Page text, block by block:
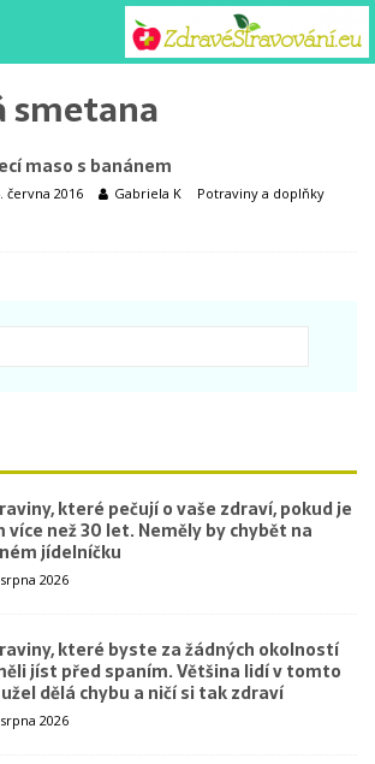
smetana
maso s banánem
června 2016 Gabriela K Potraviny a doplňky
které pečují o vaše zdraví, pokud je
více než 30 let. Neměly by chybět na
jídelníčku
2026
které byste za žádných okolností
jíst před spaním. Většina lidí v tomto
dělá chybu a ničí si tak zdraví
2026